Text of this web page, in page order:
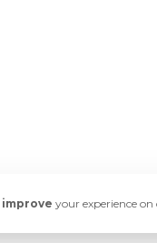
improve your experience